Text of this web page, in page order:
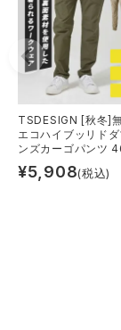
TSDESIGN [秋冬]
エコハイブッリド
ンズカーゴパンツ
¥5,908(税込)